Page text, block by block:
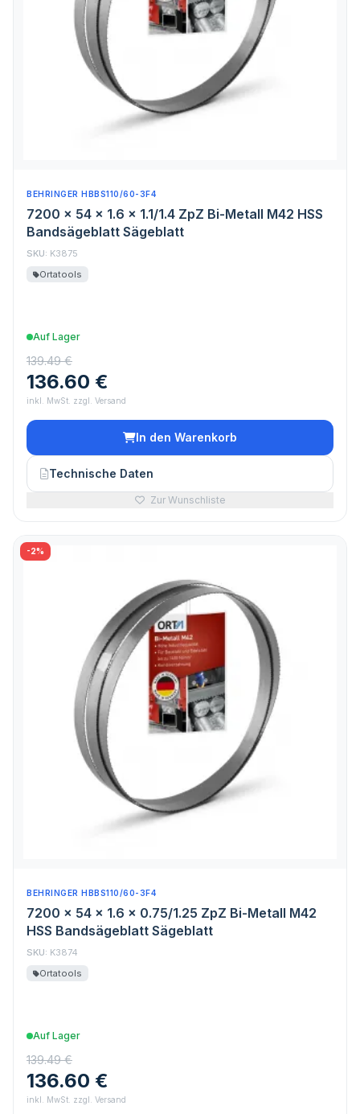
BEHRINGER HBBS110/60-3F4
7200 x 54 x 1.6 x 1.1/1.4 ZpZ Bi-Metall M42 HSS
Bandsägeblatt Sägeblatt
SKU: K3875
Ortatools
Auf Lager
139.49 €
136.60 €
inkl. MwSt. zzgl. Versand
In den Warenkorb
Technische Daten
Zur Wunschliste
-2%
BEHRINGER HBBS110/60-3F4
7200 x 54 x 1.6 x 0.75/1.25 ZpZ Bi-Metall M42
HSS Bandsägeblatt Sägeblatt
SKU: K3874
Ortatools
Auf Lager
139.49 €
136.60 €
inkl. MwSt. zzgl. Versand